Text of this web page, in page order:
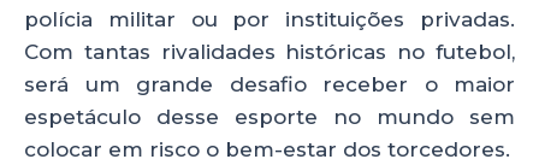
polícia militar ou por instituições privadas.
Com tantas rivalidades históricas no futebol,
será um grande desafio receber o maior
espetáculo desse esporte no mundo sem
colocar em risco o bem-estar dos torcedores.